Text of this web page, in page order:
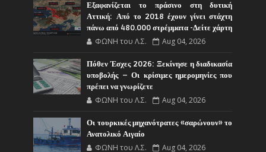
Εξαφανίζεται το πράσινο στη δυτική
Αττική: Από το 2018 έχουν γίνει στάχτη
πάνω από 480.000 στρέμματα -Δείτε χάρτη
ΦΩΝΗ του Λ.Σ. Aug 04, 2026
Πόθεν Έσχες 2026: Ξεκίνησε η διαδικασία
υποβολής – Οι κρίσιμες ημερομηνίες που
πρέπει να γνωρίζετε
ΦΩΝΗ του Λ.Σ. Aug 04, 2026
Οι τουρκικές μηχανότρατες «σαρώνουν» το
Ανατολικό Αιγαίο
ΦΩΝΗ του Λ.Σ. Aug 04, 2026